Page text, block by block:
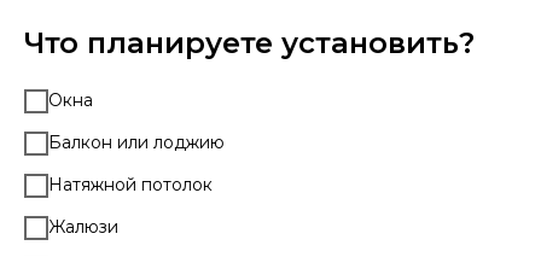
Что планируете установить?
Окна
Балкон или лоджию
Натяжной потолок
Жалюзи